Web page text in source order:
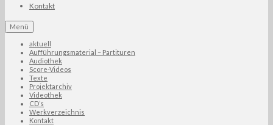
Kontakt
Menü
aktuell
Aufführungsmaterial – Partituren
Audiothek
Score-Videos
Texte
Projektarchiv
Videothek
CD’s
Werkverzeichnis
Kontakt